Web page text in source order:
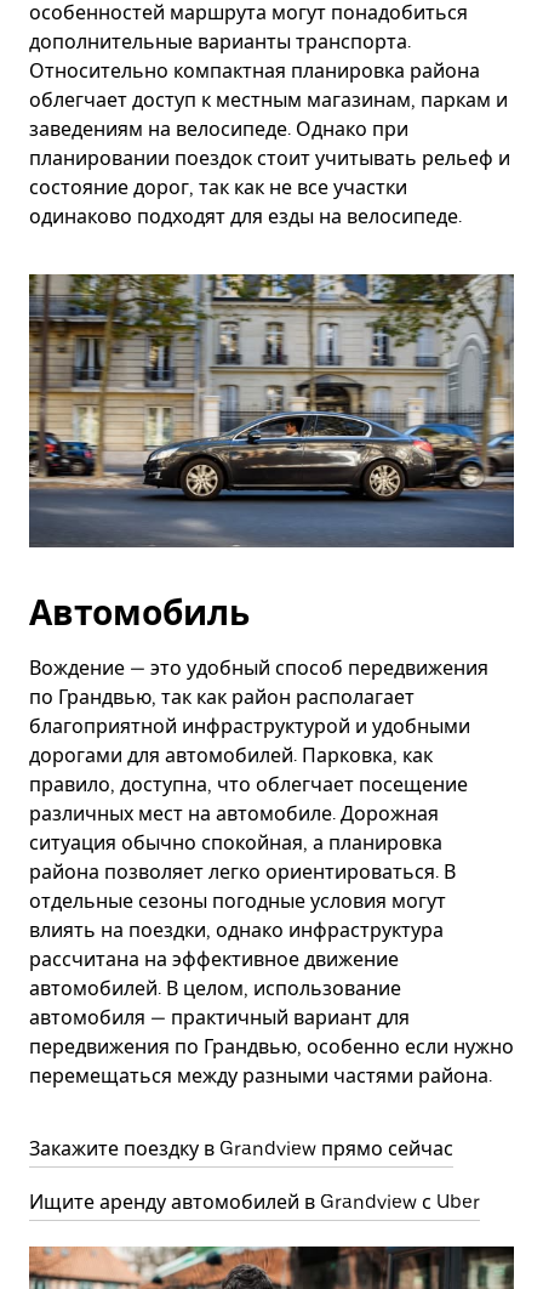
особенностей маршрута могут понадобиться
дополнительные варианты транспорта.
Относительно компактная планировка района
облегчает доступ к местным магазинам, паркам и
заведениям на велосипеде. Однако при
планировании поездок стоит учитывать рельеф и
состояние дорог, так как не все участки
одинаково подходят для езды на велосипеде.
Автомобиль
Вождение — это удобный способ передвижения
по Грандвью, так как район располагает
благоприятной инфраструктурой и удобными
дорогами для автомобилей. Парковка, как
правило, доступна, что облегчает посещение
различных мест на автомобиле. Дорожная
ситуация обычно спокойная, а планировка
района позволяет легко ориентироваться. В
отдельные сезоны погодные условия могут
влиять на поездки, однако инфраструктура
рассчитана на эффективное движение
автомобилей. В целом, использование
автомобиля — практичный вариант для
передвижения по Грандвью, особенно если нужно
перемещаться между разными частями района.
Закажите поездку в Grandview прямо сейчас
Ищите аренду автомобилей в Grandview с Uber